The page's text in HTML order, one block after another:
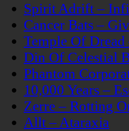
Spirit Adrift –
Cancer Bats –
Temple Of
Din Of Celestial
Phantom
10,000 Years –
Zerre – Rotting
Allt – Ataraxia